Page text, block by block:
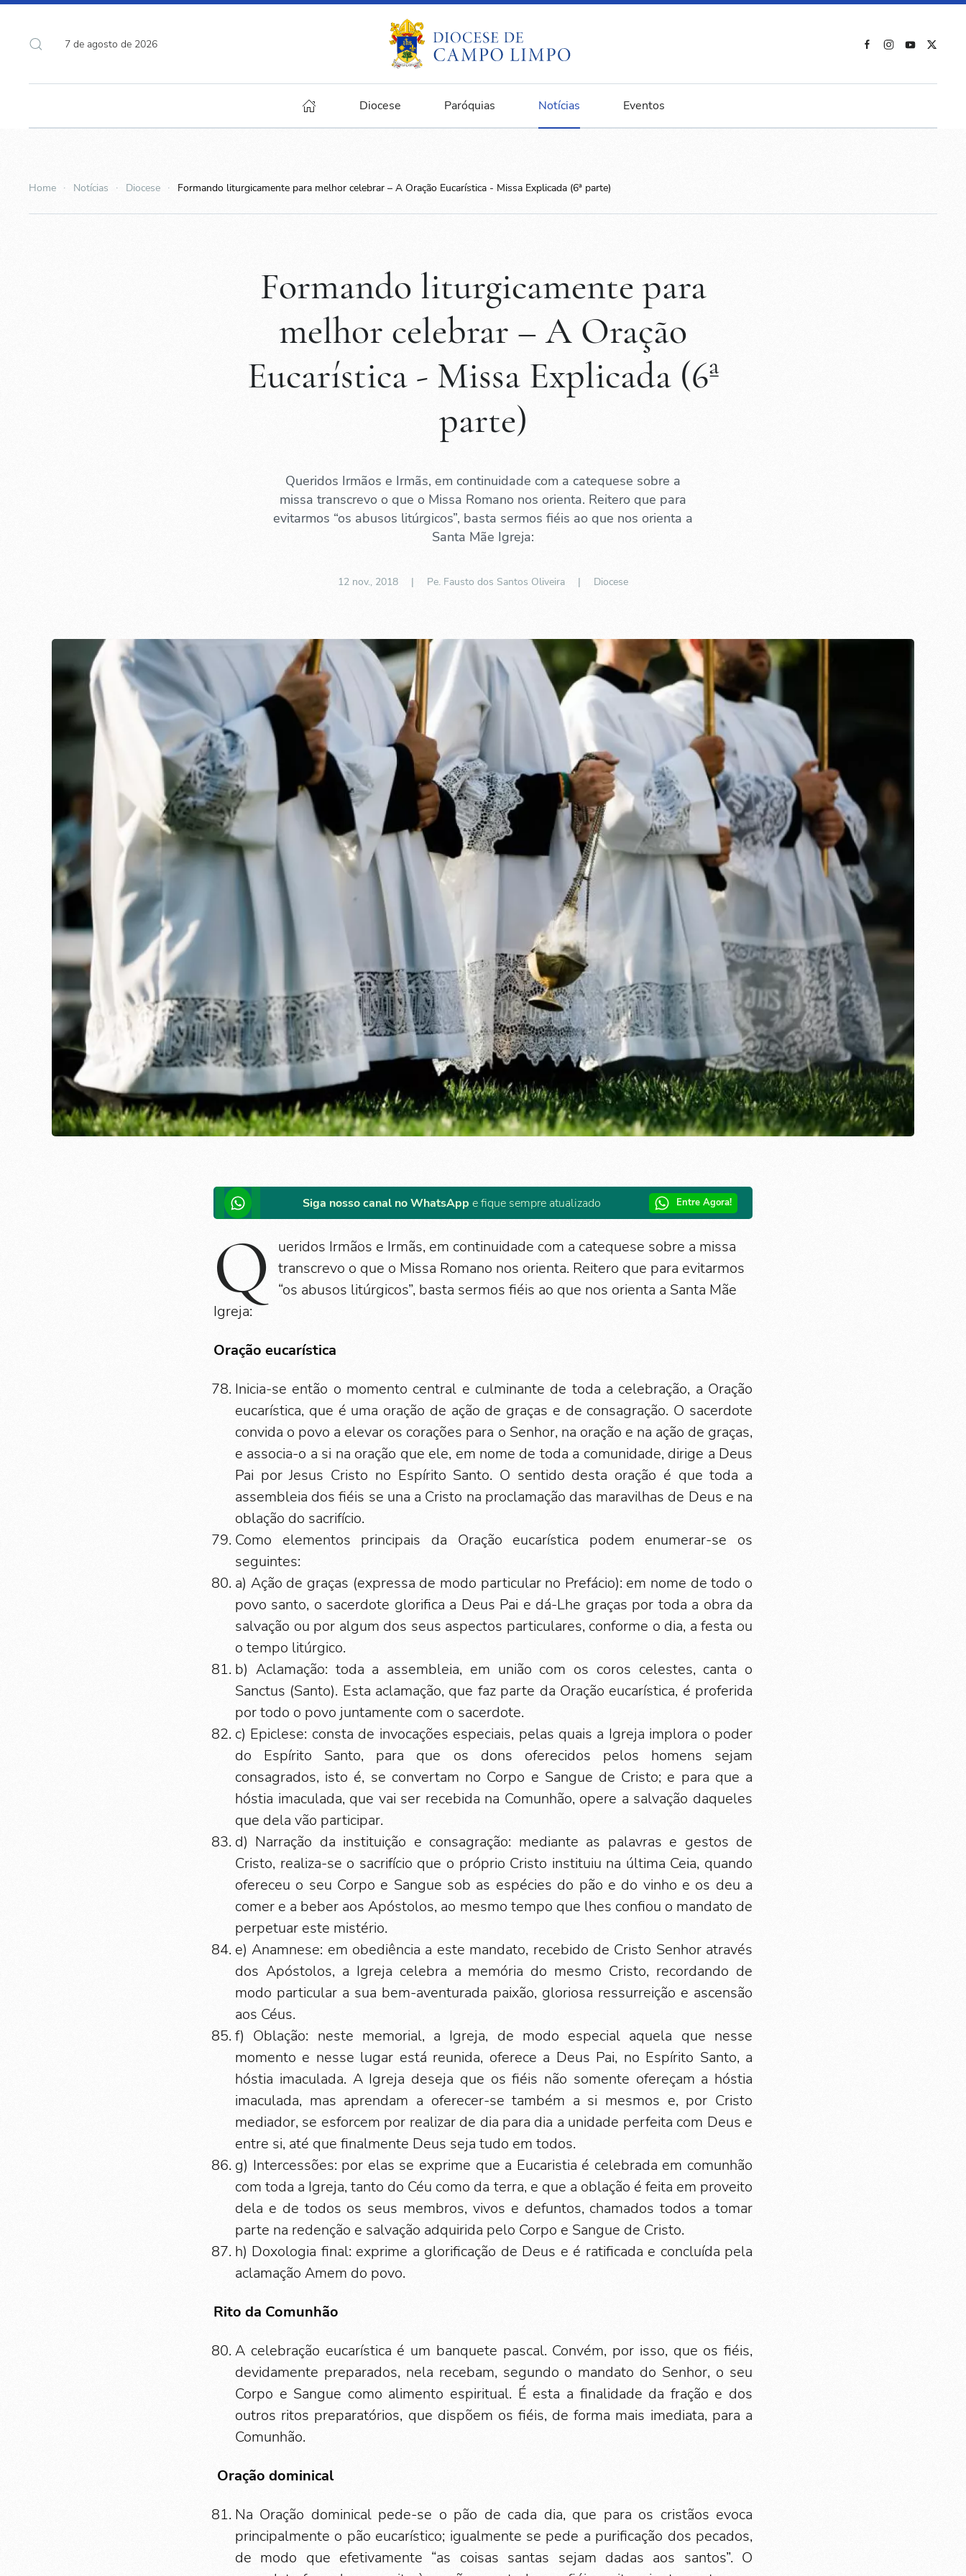
7 de agosto de 2026
Diocese Paróquias Notícias Eventos
Home Notícias Diocese Formando liturgicamente para melhor celebrar – A Oração Eucarística - Missa Explicada (6ª parte)
Formando liturgicamente para
melhor celebrar – A Oração
Eucarística - Missa Explicada (6ª
parte)
Queridos Irmãos e Irmãs, em continuidade com a catequese sobre a
missa transcrevo o que o Missa Romano nos orienta. Reitero que para
evitarmos “os abusos litúrgicos”, basta sermos fiéis ao que nos orienta a
Santa Mãe Igreja:
12 nov., 2018 | Pe. Fausto dos Santos Oliveira | Diocese
Siga nosso canal no WhatsApp e fique sempre atualizado Entre Agora!
Q
ueridos Irmãos e Irmãs, em continuidade com a catequese sobre a missa
transcrevo o que o Missa Romano nos orienta. Reitero que para evitarmos
“os abusos litúrgicos”, basta sermos fiéis ao que nos orienta a Santa Mãe
Igreja:
Oração eucarística
Inicia-se então o momento central e culminante de toda a celebração, a Oração
eucarística, que é uma oração de ação de graças e de consagração. O sacerdote
convida o povo a elevar os corações para o Senhor, na oração e na ação de graças,
e associa-o a si na oração que ele, em nome de toda a comunidade, dirige a Deus
Pai por Jesus Cristo no Espírito Santo. O sentido desta oração é que toda a
assembleia dos fiéis se una a Cristo na proclamação das maravilhas de Deus e na
oblação do sacrifício.
Como elementos principais da Oração eucarística podem enumerar-se os
seguintes:
a) Ação de graças (expressa de modo particular no Prefácio): em nome de todo o
povo santo, o sacerdote glorifica a Deus Pai e dá-Lhe graças por toda a obra da
salvação ou por algum dos seus aspectos particulares, conforme o dia, a festa ou
o tempo litúrgico.
b) Aclamação: toda a assembleia, em união com os coros celestes, canta o
Sanctus (Santo). Esta aclamação, que faz parte da Oração eucarística, é proferida
por todo o povo juntamente com o sacerdote.
c) Epiclese: consta de invocações especiais, pelas quais a Igreja implora o poder
do Espírito Santo, para que os dons oferecidos pelos homens sejam
consagrados, isto é, se convertam no Corpo e Sangue de Cristo; e para que a
hóstia imaculada, que vai ser recebida na Comunhão, opere a salvação daqueles
que dela vão participar.
d) Narração da instituição e consagração: mediante as palavras e gestos de
Cristo, realiza-se o sacrifício que o próprio Cristo instituiu na última Ceia, quando
ofereceu o seu Corpo e Sangue sob as espécies do pão e do vinho e os deu a
comer e a beber aos Apóstolos, ao mesmo tempo que lhes confiou o mandato de
perpetuar este mistério.
e) Anamnese: em obediência a este mandato, recebido de Cristo Senhor através
dos Apóstolos, a Igreja celebra a memória do mesmo Cristo, recordando de
modo particular a sua bem-aventurada paixão, gloriosa ressurreição e ascensão
aos Céus.
f) Oblação: neste memorial, a Igreja, de modo especial aquela que nesse
momento e nesse lugar está reunida, oferece a Deus Pai, no Espírito Santo, a
hóstia imaculada. A Igreja deseja que os fiéis não somente ofereçam a hóstia
imaculada, mas aprendam a oferecer-se também a si mesmos e, por Cristo
mediador, se esforcem por realizar de dia para dia a unidade perfeita com Deus e
entre si, até que finalmente Deus seja tudo em todos.
g) Intercessões: por elas se exprime que a Eucaristia é celebrada em comunhão
com toda a Igreja, tanto do Céu como da terra, e que a oblação é feita em proveito
dela e de todos os seus membros, vivos e defuntos, chamados todos a tomar
parte na redenção e salvação adquirida pelo Corpo e Sangue de Cristo.
h) Doxologia final: exprime a glorificação de Deus e é ratificada e concluída pela
aclamação Amem do povo.
Rito da Comunhão
A celebração eucarística é um banquete pascal. Convém, por isso, que os fiéis,
devidamente preparados, nela recebam, segundo o mandato do Senhor, o seu
Corpo e Sangue como alimento espiritual. É esta a finalidade da fração e dos
outros ritos preparatórios, que dispõem os fiéis, de forma mais imediata, para a
Comunhão.
Oração dominical
Na Oração dominical pede-se o pão de cada dia, que para os cristãos evoca
principalmente o pão eucarístico; igualmente se pede a purificação dos pecados,
de modo que efetivamente “as coisas santas sejam dadas aos santos”. O